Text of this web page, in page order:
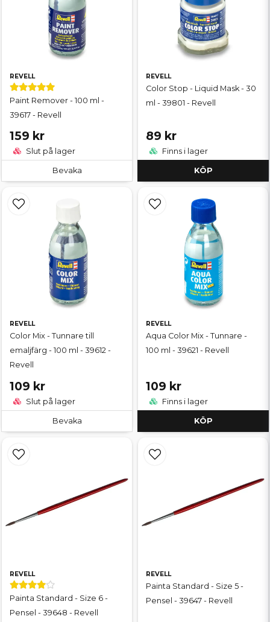
REVELL
Paint Remover - 100 ml -
39617 - Revell
159 kr
Slut på lager
Bevaka
REVELL
Color Stop - Liquid Mask - 30
ml - 39801 - Revell
89 kr
Finns i lager
KÖP
REVELL
Color Mix - Tunnare till
emaljfärg - 100 ml - 39612 -
Revell
109 kr
Slut på lager
Bevaka
REVELL
Aqua Color Mix - Tunnare -
100 ml - 39621 - Revell
109 kr
Finns i lager
KÖP
REVELL
Painta Standard - Size 6 -
Pensel - 39648 - Revell
REVELL
Painta Standard - Size 5 -
Pensel - 39647 - Revell